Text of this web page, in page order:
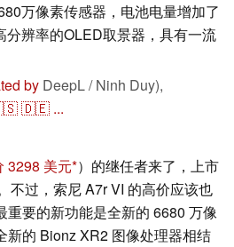
万像素传感器，电池电量增加了
辨率的OLED取景器，具有一流
by DeepL / Ninh Duy),
🇩🇪 ...
3298 美元 ）的继任者来了，上市
不过，索尼 A7r VI 的高价应该也
重要的新功能是全新的 6680 万像
新的 Bionz XR2 图像处理器相结